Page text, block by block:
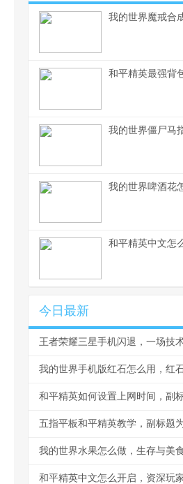
我的世界魔戒合
和平精英最强背
我的世界僵尸马
我的世界啤酒花
和平精英中文怎
今日最新
我的世界手机版红石怎么用，红
我的世界水果怎么做，生存与美
和平精英中文怎么开启，资深玩